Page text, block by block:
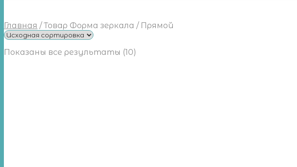
Главная /Товар Форма зеркала /Прямой
Показаны все результаты (10)